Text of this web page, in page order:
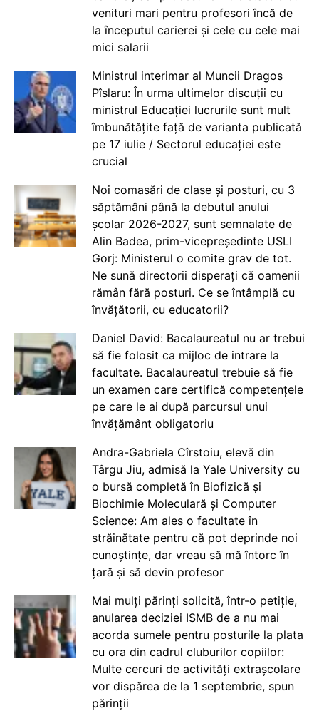
venituri mari pentru profesori încă de
la începutul carierei și cele cu cele mai
mici salarii
Ministrul interimar al Muncii Dragos
Pîslaru: În urma ultimelor discuții cu
ministrul Educației lucrurile sunt mult
îmbunătățite față de varianta publicată
pe 17 iulie / Sectorul educației este
crucial
Noi comasări de clase și posturi, cu 3
săptămâni până la debutul anului
școlar 2026-2027, sunt semnalate de
Alin Badea, prim-vicepreședinte USLI
Gorj: Ministerul o comite grav de tot.
Ne sună directorii disperați că oamenii
rămân fără posturi. Ce se întâmplă cu
învățătorii, cu educatorii?
Daniel David: Bacalaureatul nu ar trebui
să fie folosit ca mijloc de intrare la
facultate. Bacalaureatul trebuie să fie
un examen care certifică competențele
pe care le ai după parcursul unui
învățământ obligatoriu
Andra-Gabriela Cîrstoiu, elevă din
Târgu Jiu, admisă la Yale University cu
o bursă completă în Biofizică și
Biochimie Moleculară și Computer
Science: Am ales o facultate în
străinătate pentru că pot deprinde noi
cunoștințe, dar vreau să mă întorc în
țară și să devin profesor
Mai mulți părinți solicită, într-o petiție,
anularea deciziei ISMB de a nu mai
acorda sumele pentru posturile la plata
cu ora din cadrul cluburilor copiilor:
Multe cercuri de activități extrașcolare
vor dispărea de la 1 septembrie, spun
părinții